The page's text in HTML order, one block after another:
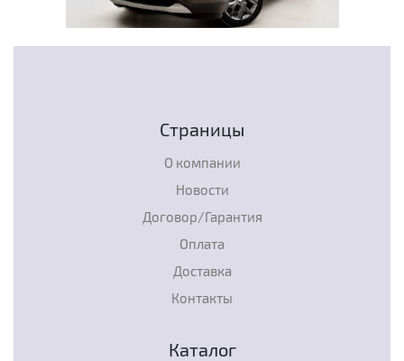
Страницы
О компании
Новости
Договор/Гарантия
Оплата
Доставка
Контакты
Каталог